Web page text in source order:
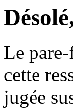
Le
cette
jugée